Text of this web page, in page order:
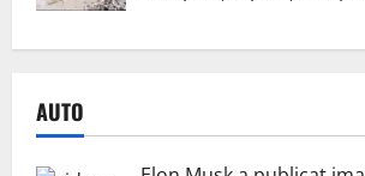
AUTO